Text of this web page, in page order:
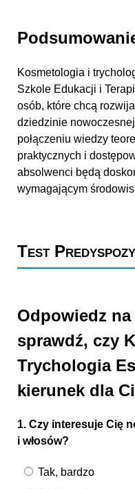
Kosmetologia i
Szkole Edukacji i
osób, które chcą
dziedzinie
połączeniu wiedzy
praktycznych i
absolwenci będą
wymagającym
Test
Odpowiedz
sprawdź, czy
Trychologia
kierunek dla
1. Czy interesuje Cię
i włosów?
Tak, bardzo